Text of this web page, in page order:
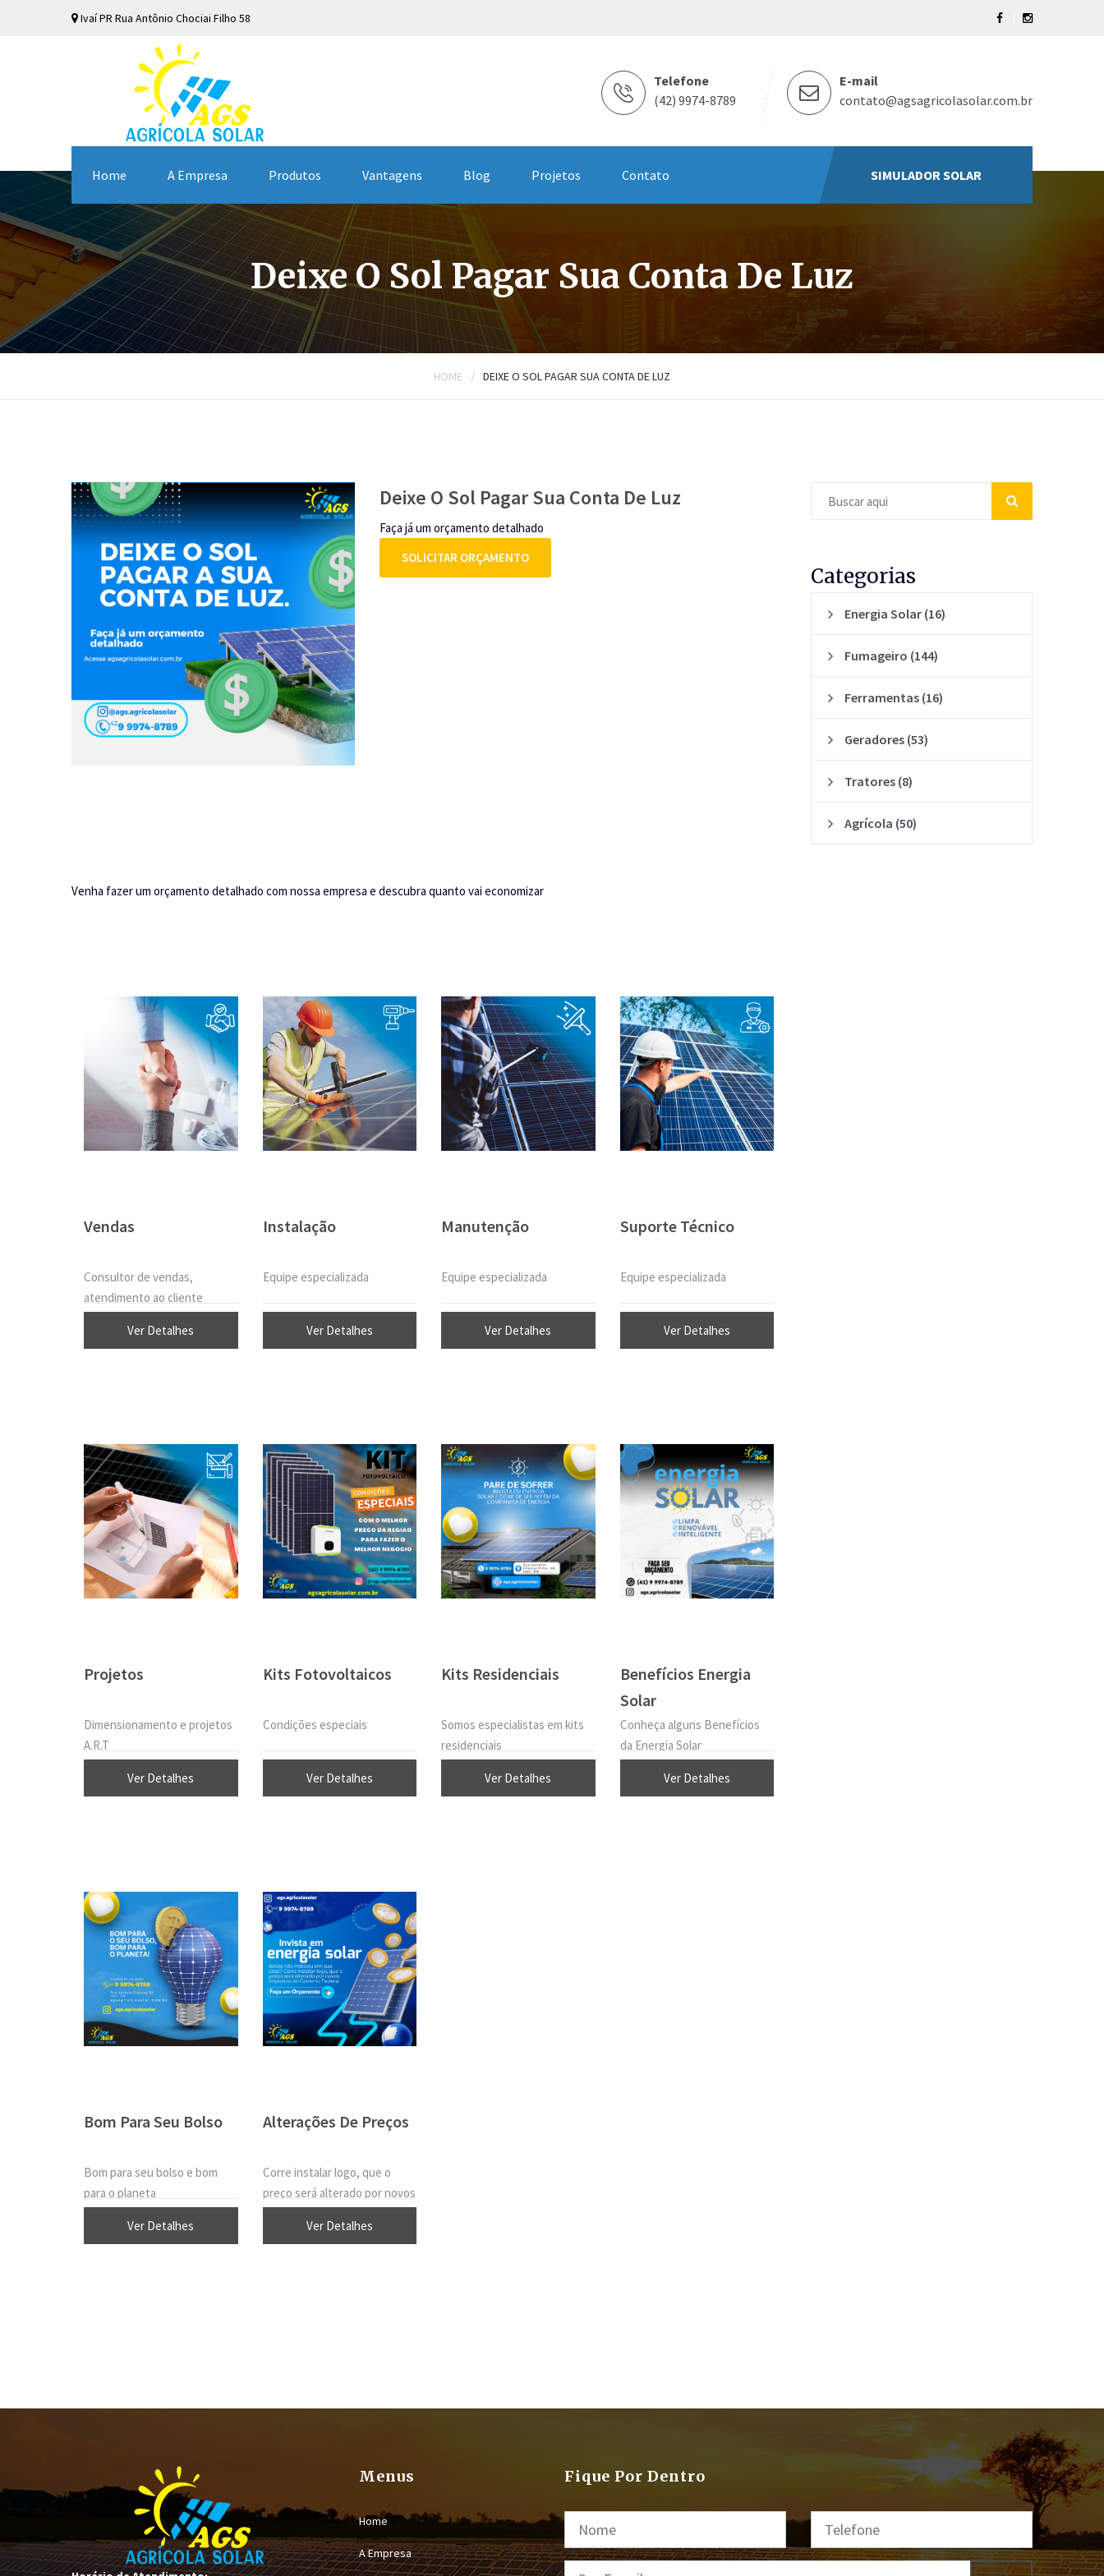
IvaíPR Rua Antônio Chociai Filho 58
Telefone
(42) 9974-8789
E-mail
contato@agsagricolasolar.com.br
Home A Empresa Produtos Vantagens Blog Projetos Contato SIMULADOR SOLAR
Deixe O Sol Pagar Sua Conta De Luz
HOME / DEIXE O SOL PAGAR SUA CONTA DE LUZ
Deixe O Sol Pagar Sua Conta De Luz
Faça já um orçamento detalhado
SOLICITAR ORÇAMENTO
Venha fazer um orçamento detalhado com nossa empresa e descubra quanto vai economizar
Vendas
Consultor de vendas,
atendimento ao cliente
Ver Detalhes
Instalação
Equipe especializada
Ver Detalhes
Manutenção
Equipe especializada
Ver Detalhes
Suporte Técnico
Equipe especializada
Ver Detalhes
Projetos
Dimensionamento e projetos
A.R.T
Ver Detalhes
Kits Fotovoltaicos
Condições especiais
Ver Detalhes
Kits Residenciais
Somos especialistas em kits
residenciais
Ver Detalhes
Benefícios Energia
Solar
Conheça alguns Benefícios
da Energia Solar
Ver Detalhes
Bom Para Seu Bolso
Bom para seu bolso e bom
para o planeta
Ver Detalhes
Alterações De Preços
Corre instalar logo, que o
preço será alterado por novos
Ver Detalhes
Categorias
Energia Solar (16)
Fumageiro (144)
Ferramentas (16)
Geradores (53)
Tratores (8)
Agrícola (50)
Menus
Home
A Empresa
Fique Por Dentro